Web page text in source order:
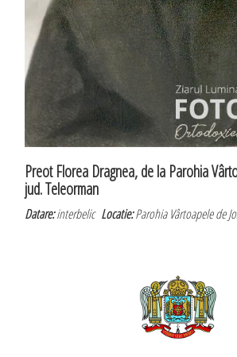
Preot Florea Dragnea, de la Parohia
jud. Teleorman
Datare:interbelicLocatie:Parohia Vârtoapele de